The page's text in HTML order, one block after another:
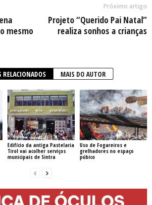
mesmo
Próximo artigo
Projeto “Querido Pai Natal”
realiza sonhos a crianças
RELACIONADOS MAIS DO AUTOR
Edifício da antiga Pastelaria
Tirol vai acolher serviços
municipais de Sintra
Uso de Fogareiros e
grelhadores no espaço
púbico